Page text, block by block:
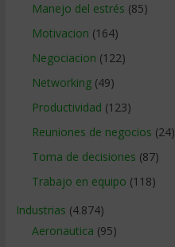
Manejo del estrés (85)
Motivacion (164)
Negociacion (122)
Networking(49)
Productividad (123)
Reuniones de negocios (24)
Toma de decisiones (87)
Trabajo en equipo (118)
Industrias (4.874)
Aeronautica (95)